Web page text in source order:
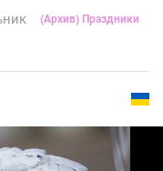
(Архив) Праздники